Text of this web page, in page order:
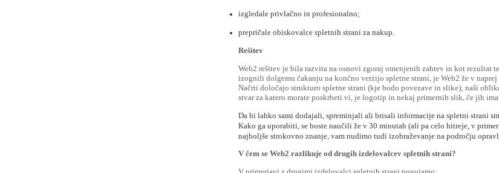
izgledale privlačno in profesionalno;
prepričale obiskovalce spletnih strani za nakup.
Rešitev
Web2 rešitev je bila razvita na osnovi zgoraj omenjenih zahtev in kot rezultat
izognili dolgemu čakanju na končno verzijo spletne strani, je Web2 že v
Načrti določajo strukturo spletne strani (kje bodo povezave in slike); naši
stvar za katero morate poskrbeti vi, je logotip in nekaj primernih slik, če jih
Da bi lahko sami dodajali, spreminjali ali brisali informacije na spletni strani
Kako ga uporabiti, se boste naučili že v 30 minutah (ali pa celo hitreje, v
najboljše strokovno znanje, vam nudimo tudi izobraževanje na področju
V čem se Web2 razlikuje od drugih izdelovalcev spletnih strani?